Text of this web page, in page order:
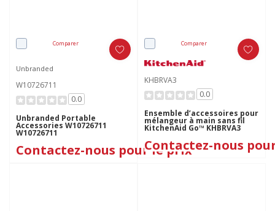
Comparer
Unbranded
W10726711
0.0
Unbranded Portable
Accessories W10726711
W10726711
Contactez-nous pour le prix
Comparer
KHBRVA3
0.0
Ensemble d’accessoires pour
mélangeur à main sans fil
KitchenAid Go™ KHBRVA3
Contactez-nous